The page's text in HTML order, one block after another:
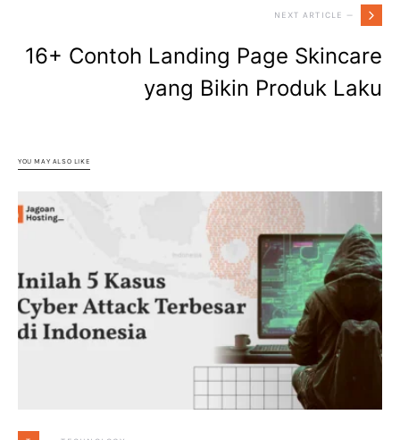
NEXT ARTICLE —
16+ Contoh Landing Page Skincare
yang Bikin Produk Laku
YOU MAY ALSO LIKE